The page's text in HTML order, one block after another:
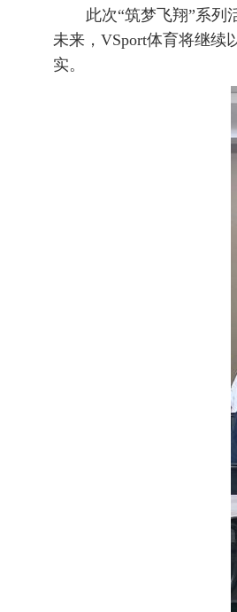
此次“筑梦飞翔”系列
未来，VSport体育将继续
实。